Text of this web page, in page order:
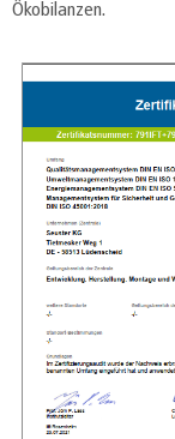
Ökobilanzen.